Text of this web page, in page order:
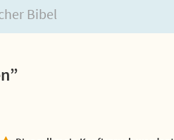
Bibel